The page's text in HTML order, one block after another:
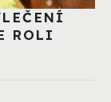
ROLI